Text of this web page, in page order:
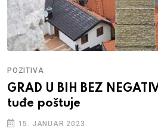
POZITIVA
GRAD U BIH BEZ
tuđe poštuje
15. JANUAR 2023.